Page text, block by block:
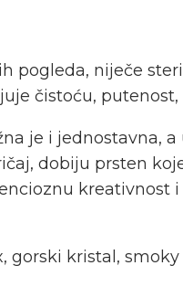
pogleda, niječe
čistoću, putenost,
je i jednostavna,
dobiju prsten
kreativnost i
gorski kristal,